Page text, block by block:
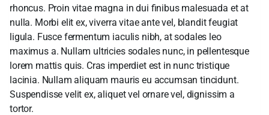
rhoncus. Proin vitae magna in dui finibus malesuada et at
nulla. Morbi elit ex, viverra vitae ante vel, blandit feugiat
ligula. Fusce fermentum iaculis nibh, at sodales leo
maximus a. Nullam ultricies sodales nunc, in pellentesque
lorem mattis quis. Cras imperdiet est in nunc tristique
lacinia. Nullam aliquam mauris eu accumsan tincidunt.
Suspendisse velit ex, aliquet vel ornare vel, dignissim a
tortor.